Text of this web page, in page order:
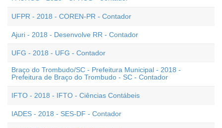
UFPR - 2018 - COREN-PR - Contador
Ajuri - 2018 - Desenvolve RR - Contador
UFG - 2018 - UFG - Contador
Braço do Trombudo/SC - Prefeitura Municipal - 2018 -
Prefeitura de Braço do Trombudo - SC - Contador
IFTO - 2018 - IFTO - Ciências Contábeis
IADES - 2018 - SES-DF - Contador